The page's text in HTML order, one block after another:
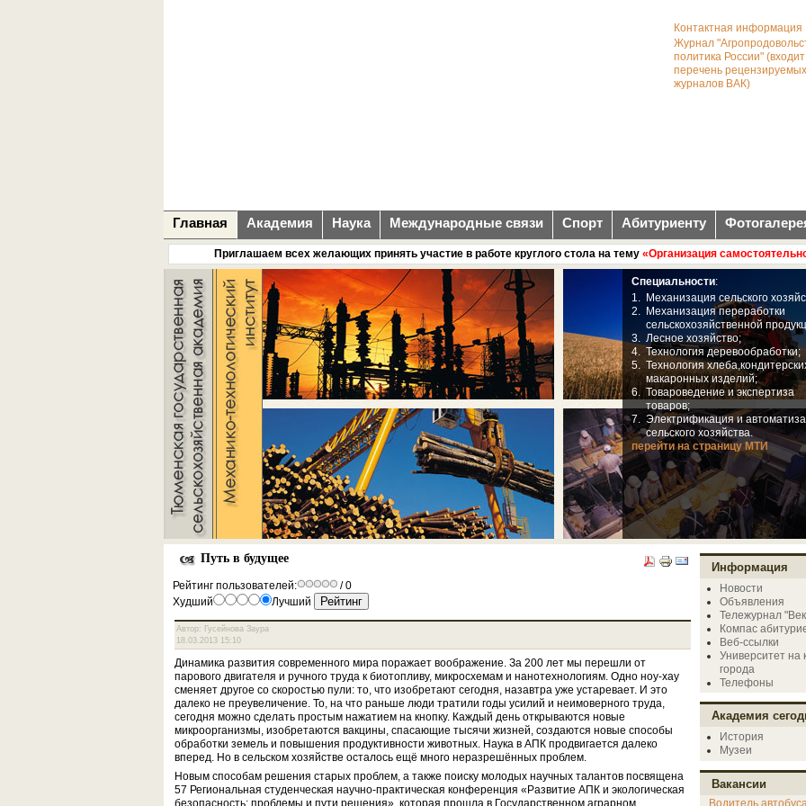
Контактная информация
Журнал
политика России" (входит
перечень
журналов ВАК)
Главная Академия Наука Международные связи Спорт Абитуриенту
Приглашаем всех желающих принять участие в работе круглого стола на тему«Организация самостоятельной
Специальности:
1. Механизация сельского
2. Механизация переработки
сельскохозяйственной
3. Лесное хозяйство;
4. Технология деревообработки;
5. Технология
макаронных изделий;
6. Товароведение и экспертиза
товаров;
7. Электрификация и
сельского хозяйства.
перейти на страницу МТИ
Путь в будущее
Рейтинг пользователей:
/ 0
Худший
Лучший
Автор: Гусейнова Заура
18.03.2013 15:10
Динамика развития современного мира поражает воображение. За 200 лет мы перешли от
парового двигателя и ручного труда к биотопливу, микросхемам и нанотехнологиям. Одно ноу-хау
сменяет другое со скоростью пули: то, что изобретают сегодня, назавтра уже устаревает. И это
далеко не преувеличение. То, на что раньше люди тратили годы усилий и неимоверного труда,
сегодня можно сделать простым нажатием на кнопку. Каждый день открываются новые
микроорганизмы, изобретаются вакцины, спасающие тысячи жизней, создаются новые способы
обработки земель и повышения продуктивности животных. Наука в АПК продвигается далеко
вперед. Но в сельском хозяйстве осталось ещё много неразрешённых проблем.
Новым способам решения старых проблем, а также поиску молодых научных талантов посвящена
57 Региональная студенческая научно-практическая конференция «Развитие АПК и экологическая
Информация
Новости
Объявления
Тележурнал
Компас
Веб-ссылки
Университет на
города
Телефоны
Академия
История
Музеи
Вакансии
Водитель автобуса